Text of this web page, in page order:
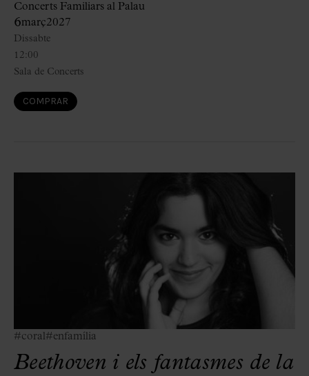
Concerts Familiars al Palau
6març2027
12:00
Dissabte
Sala de Concerts
COMPRAR
#coral #enfamília
Beethoven i els fantasmes de la